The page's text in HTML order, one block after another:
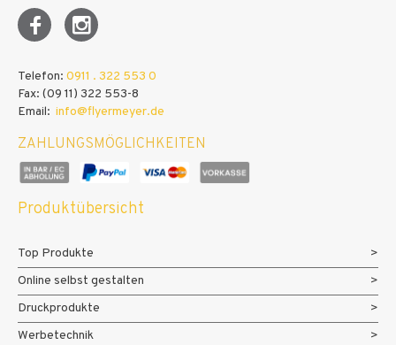
Telefon: 0911 . 322 553 0
Fax: (09 11) 322 553-8
Email: info@flyermeyer.de
ZAHLUNGSMÖGLICHKEITEN
Produktübersicht
Top Produkte
Online selbst gestalten
Druckprodukte
Werbetechnik